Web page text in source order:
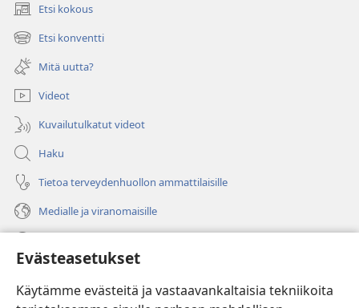
Evästeasetukset
Käytämme evästeitä ja vastaavankaltaisia tekniikoita
Etsi kokous
(avaa
uuden
ikkunan)
Etsi konventti
(avaa
uuden
ikkunan)
Mitä uutta?
Videot
Kuvailutulkatut videot
Haku
Tietoa terveydenhuollon ammattilaisille
Medialle ja viranomaisille
(avaa
uuden